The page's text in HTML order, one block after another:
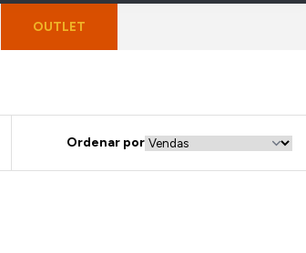
OUTLET
Ordenar por